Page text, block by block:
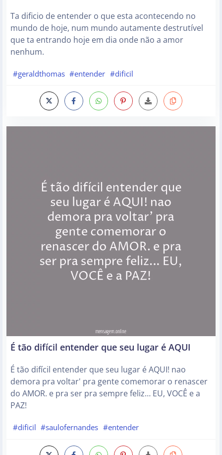
Ta dificio de entender o que esta acontecendo no
mundo de hoje, num mundo autamente destrutível
que ta entrando hoje em dia onde não a amor
nenhum.
#geraldthomas #entender #dificil
É tão difícil entender que seu lugar é AQUI
É tão difícil entender que seu lugar é AQUI! nao
demora pra voltar' pra gente comemorar o renascer
do AMOR. e pra ser pra sempre feliz… EU, VOCÊ e a
PAZ!
#dificil #saulofernandes #entender